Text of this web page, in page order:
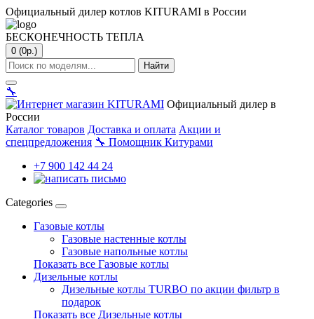
Официальный дилер котлов KITURAMI в России
БЕСКОНЕЧНОСТЬ ТЕПЛА
0 (0р.)
Найти
🔧
Официальный дилер в
России
Каталог товаров Доставка и оплата Акции и
спецпредложения 🔧 Помощник Китурами
+7 900 142 44 24
Categories
Газовые котлы
Газовые настенные котлы
Газовые напольные котлы
Показать все Газовые котлы
Дизельные котлы
Дизельные котлы TURBO по акции фильтр в
подарок
Показать все Дизельные котлы